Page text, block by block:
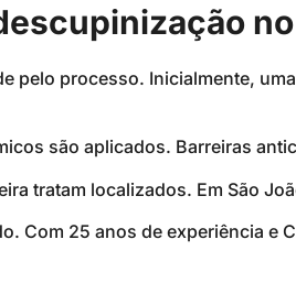
pelo processo. Inicialmente,
são aplicados. Barreiras
tratam localizados. Em São
Com 25 anos de experiência e